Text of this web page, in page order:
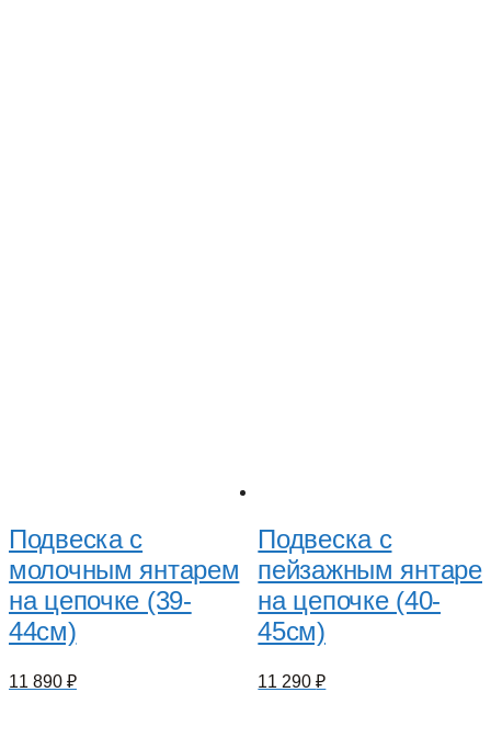
Подвеска с
молочным янтарем
на цепочке (39-
44см)
11 890 ₽
Подвеска с
пейзажным
на цепочке (40-
45см)
11 290₽